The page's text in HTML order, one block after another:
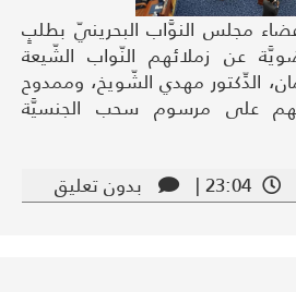
مجلس النوَّاب البحرينيّ بطلبٍ
عن زملائهم النّواب الشّيعة
الدِّكتور مهدي الشّويخ، وممدوح
على مرسوم سحب الجنسيَّة
23:04 | بدون تعليق